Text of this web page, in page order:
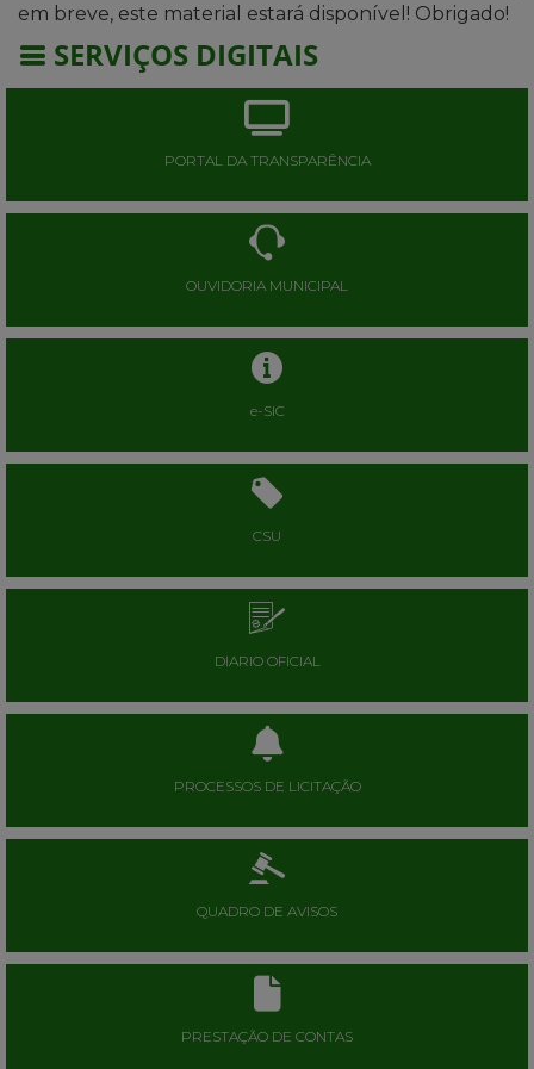
em breve, este material estará disponível! Obrigado!
SERVIÇOS DIGITAIS
PORTAL DA TRANSPARÊNCIA
OUVIDORIA MUNICIPAL
e-SIC
CSU
DIARIO OFICIAL
PROCESSOS DE LICITAÇÃO
QUADRO DE AVISOS
PRESTAÇÃO DE CONTAS